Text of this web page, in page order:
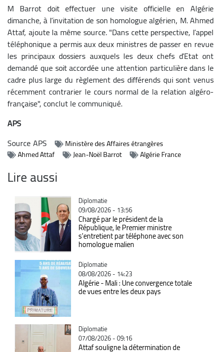
M Barrot doit effectuer une visite officielle en Algérie
dimanche, à l’invitation de son homologue algérien, M. Ahmed
Attaf, ajoute la même source. "Dans cette perspective, l’appel
téléphonique a permis aux deux ministres de passer en revue
les principaux dossiers auxquels les deux chefs d’Etat ont
demandé que soit accordée une attention particulière dans le
cadre plus large du règlement des différends qui sont venus
récemment contrarier le cours normal de la relation algéro-
française", conclut le communiqué.
APS
SourceAPS
Ministère des Affaires étrangères
Ahmed Attaf
Jean-Noël Barrot Algérie France
Lire aussi
Catégorie
Diplomatie
09/08/2026 - 13:56
Chargé par le président de la
République, le Premier ministre
s'entretient par téléphone avec son
homologue malien
Catégorie
Diplomatie
08/08/2026 - 14:23
Algérie - Mali : Une convergence totale
de vues entre les deux pays
Catégorie
Diplomatie
07/08/2026 - 09:16
Attaf souligne la détermination de